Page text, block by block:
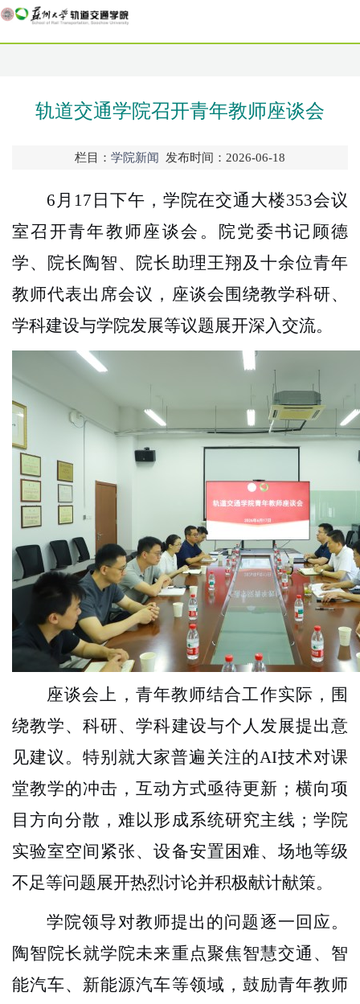
轨道交通学院召开青年教师座谈会
栏目： 学院新闻 发布时间：2026-06-18
6月17日下午，学院在交通大楼353会议
室召开青年教师座谈会。院党委书记顾德
学、院长陶智、院长助理王翔及十余位青年
教师代表出席会议，座谈会围绕教学科研、
学科建设与学院发展等议题展开深入交流。
座谈会上，青年教师结合工作实际，围
绕教学、科研、学科建设与个人发展提出意
见建议。特别就大家普遍关注的AI技术对课
堂教学的冲击，互动方式亟待更新；横向项
目方向分散，难以形成系统研究主线；学院
实验室空间紧张、设备安置困难、场地等级
不足等问题展开热烈讨论并积极献计献策。
学院领导对教师提出的问题逐一回应。
陶智院长就学院未来重点聚焦智慧交通、智
能汽车、新能源汽车等领域，鼓励青年教师